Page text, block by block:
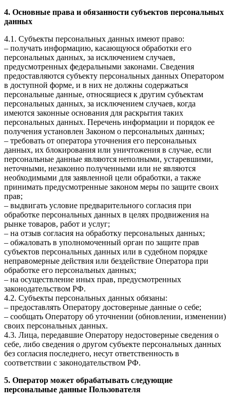
4. Основные права и обязанности субъектов персональных
данных
4.1. Субъекты персональных данных имеют право:
– получать информацию, касающуюся обработки его
персональных данных, за исключением случаев,
предусмотренных федеральными законами. Сведения
предоставляются субъекту персональных данных Оператором
в доступной форме, и в них не должны содержаться
персональные данные, относящиеся к другим субъектам
персональных данных, за исключением случаев, когда
имеются законные основания для раскрытия таких
персональных данных. Перечень информации и порядок ее
получения установлен Законом о персональных данных;
– требовать от оператора уточнения его персональных
данных, их блокирования или уничтожения в случае, если
персональные данные являются неполными, устаревшими,
неточными, незаконно полученными или не являются
необходимыми для заявленной цели обработки, а также
принимать предусмотренные законом меры по защите своих
прав;
– выдвигать условие предварительного согласия при
обработке персональных данных в целях продвижения на
рынке товаров, работ и услуг;
– на отзыв согласия на обработку персональных данных;
– обжаловать в уполномоченный орган по защите прав
субъектов персональных данных или в судебном порядке
неправомерные действия или бездействие Оператора при
обработке его персональных данных;
– на осуществление иных прав, предусмотренных
законодательством РФ.
4.2. Субъекты персональных данных обязаны:
– предоставлять Оператору достоверные данные о себе;
– сообщать Оператору об уточнении (обновлении, изменении)
своих персональных данных.
4.3. Лица, передавшие Оператору недостоверные сведения о
себе, либо сведения о другом субъекте персональных данных
без согласия последнего, несут ответственность в
соответствии с законодательством РФ.
5. Оператор может обрабатывать следующие
персональные данные Пользователя